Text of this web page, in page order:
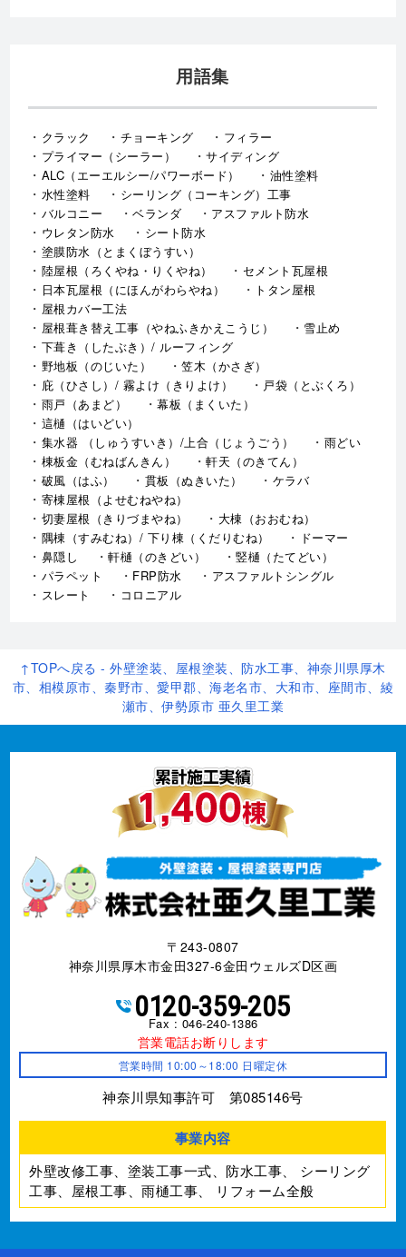
用語集
クラック チョーキング
フィラー
プライマー（シーラー）
サイディング
ALC（エーエルシー/パワーボード）
油性塗料
水性塗料
シーリング（コーキング）工事
バルコニー
ベランダ
アスファルト防水
ウレタン防水
シート防水
塗膜防水（とまくぼうすい）
陸屋根（ろくやね・りくやね）
セメント瓦屋根
日本瓦屋根（にほんがわらやね）
トタン屋根
屋根カバー工法
屋根葺き替え工事（やねふきかえこうじ）
雪止め
下葺き（したぶき）/ ルーフィング
野地板（のじいた）
笠木（かさぎ）
庇（ひさし）/ 霧よけ（きりよけ）
戸袋（とぶくろ）
雨戸（あまど）
幕板（まくいた）
這樋（はいどい）
集水器 （しゅうすいき）/上合（じょうごう）
雨どい
棟板金（むねばんきん）
軒天（のきてん）
破風（はふ）
貫板（ぬきいた）
ケラバ
寄棟屋根（よせむねやね）
切妻屋根（きりづまやね）
大棟（おおむね）
隅棟（すみむね）/ 下り棟（くだりむね）
ドーマー
鼻隠し
軒樋（のきどい）
竪樋（たてどい）
パラペット
FRP防水
アスファルトシングル
スレート
コロニアル
↑TOPへ戻る - 外壁塗装、屋根塗装、防水工事、神奈川県厚木
市、相模原市、秦野市、愛甲郡、海老名市、大和市、座間市、綾
瀬市、伊勢原市 亜久里工業
〒243-0807
神奈川県厚木市金田327-6金田ウェルズD区画
0120-359-205
Fax : 046-240-1386
営業電話お断りします
営業時間 10:00～18:00 日曜定休
神奈川県知事許可 第085146号
事業内容
外壁改修工事、塗装工事⼀式、防水工事、
シーリング
工事、屋根工事、雨樋工事、
リフォーム全般